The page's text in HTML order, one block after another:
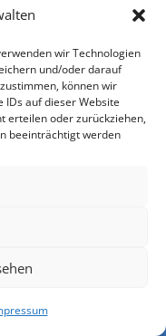
wir Technologien
und/oder darauf
können wir
IDs auf dieser Website
erteilen oder zurückziehen,
beeinträchtigt werden
2026